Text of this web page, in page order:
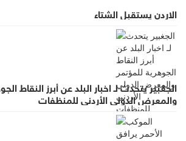
الاردن يستقبل الشتاء
الجغبير يتحدث لـ اخبار البلد عن أبرز النقاط
والمعرض الدولي الأردني للمنظفات